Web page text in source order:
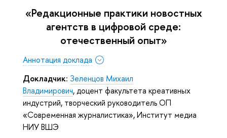
«Редакционные практики новостных
агентств в цифровой среде:
отечественный опыт»
Аннотация доклада
Докладчик: Зеленцов Михаил
Владимирович, доцент факультета креативных
индустрий, творческий руководитель ОП
«Современная журналистика», Институт медиа
НИУ ВШЭ